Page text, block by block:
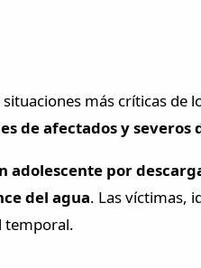
más críticas
de afectados y
adolescente por
del agua. Las víctimas,
temporal.